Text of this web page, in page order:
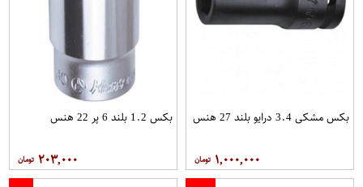
بکس مشکی 3.4 درایو بلند 27 هنس
۱,۰۰۰,۰۰۰
بکس 1.2 بلند 6 پر 22 هنس
۲۰۳,۰۰۰